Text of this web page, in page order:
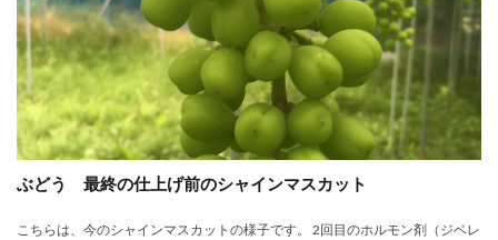
ぶどう 最終の仕上げ前のシャインマスカット
こちらは、今のシャインマスカットの様子です。 2回目のホルモン剤（ジベレ